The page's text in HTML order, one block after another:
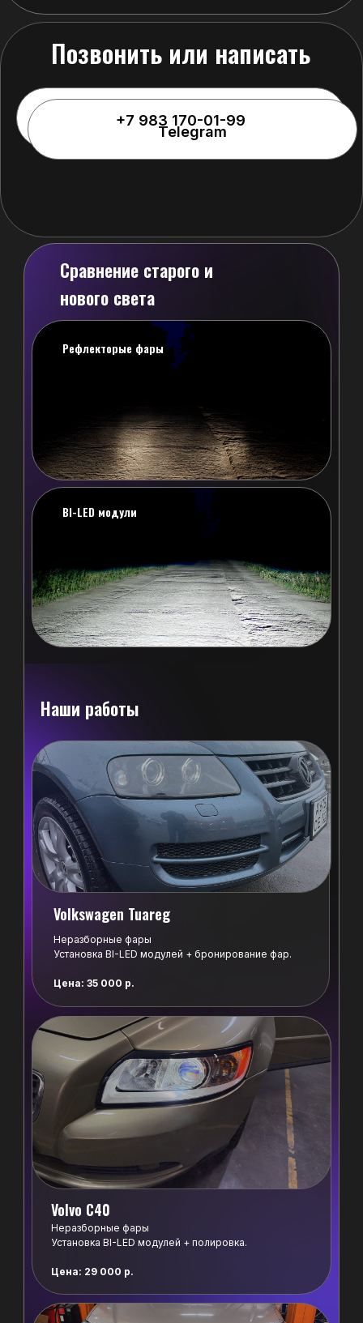
Рефлекторые фары
BI-LED модули
Сравнение старого и
нового света
Наши работы
Volkswagen Tuareg
Volvo C40
Неразборные фары
Установка BI-LED модулей + бронирование фар.
Цена: 35 000 р.
Неразборные фары
Установка BI-LED модулей + полировка.
Цена: 29 000 р.
Другие услуги
пластик фар теряет прозрачность: мутнеет,
желтеет, на нём появляются мелкие царапины.
Цена: 1 500 р.
Бронирование фар
/03
Установка BI-LED
модулей
Ремонт фар
Для автомобилей, часто эксплуатируемых на
трассе.
Когда стоит делать:
Физические повреждения фары,
запотевание фары
Установка BI-LED модулей
Когда стоит делать:
Тусклый свет фар
Цена: от 1 000 р.
Цена: от 28 000 р.
Адрес:
Режим работы:
г. Барнаул, Павловский тракт 311г
сб, вс - выходные
+7 995 244-01-99
Написать в TG
Остались вопросы?